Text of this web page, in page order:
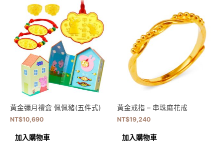
黃金彌月禮盒 佩佩豬(五件式)
NT$10,690
加入購物車
黃金戒指 – 串珠麻花戒
NT$19,240
加入購物車